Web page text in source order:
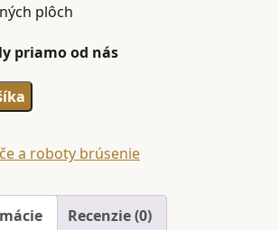
plôch
priamo od nás
a roboty brúsenie
Recenzie (0)